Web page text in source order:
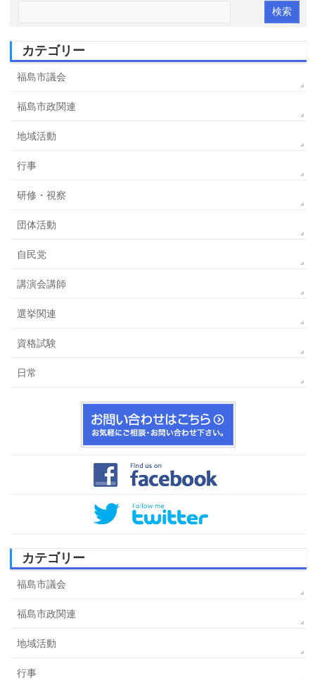
カテゴリー
福島市議会
福島市政関連
地域活動
行事
研修・視察
団体活動
自民党
講演会講師
選挙関連
資格試験
日常
カテゴリー
福島市議会
福島市政関連
地域活動
行事